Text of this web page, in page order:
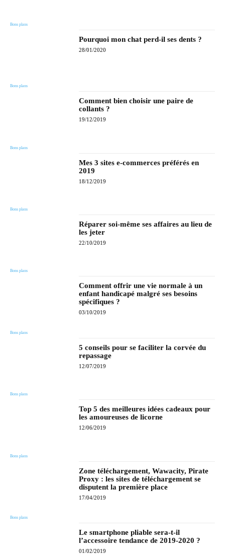
Bons plans
Bons plans
Pourquoi mon chat perd-il ses dents ?
28/01/2020
Bons plans
Comment bien choisir une paire de
collants ?
19/12/2019
Bons plans
Mes 3 sites e-commerces préférés en
2019
18/12/2019
Bons plans
Réparer soi-même ses affaires au lieu de
les jeter
22/10/2019
Bons plans
Comment offrir une vie normale à un
enfant handicapé malgré ses besoins
spécifiques ?
03/10/2019
Bons plans
5 conseils pour se faciliter la corvée du
repassage
12/07/2019
Bons plans
Top 5 des meilleures idées cadeaux pour
les amoureuses de licorne
12/06/2019
Bons plans
Zone téléchargement, Wawacity, Pirate
Proxy : les sites de téléchargement se
disputent la première place
17/04/2019
Le smartphone pliable sera-t-il
l’accessoire tendance de 2019-2020 ?
01/02/2019